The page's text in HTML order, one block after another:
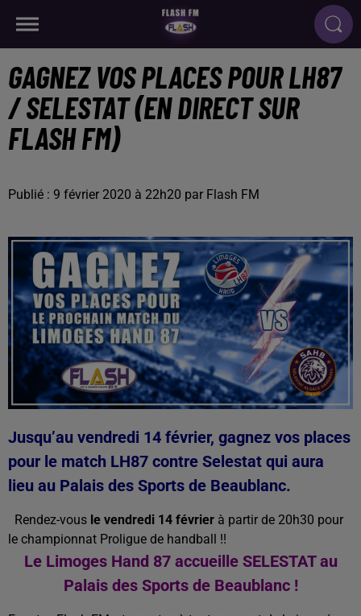
GAGNEZ VOS PLACES POUR LH87
/ SELESTAT (EN DIRECT SUR
FLASH FM)
Publié : 9 février 2020 à 22h20 par Flash FM
Jusqu’au vendredi 14 février, gagnez vos places
pour le match LH87 contre Selestat qui aura
lieu au Palais des Sports de Beaublanc.
Rendez-vous le vendredi 14 février à partir de 20h30 pour
le championnat Proligue de handball !!
Le Limoges Hand 87 accueille SELESTAT au
Palais des Sports de Beaublanc !